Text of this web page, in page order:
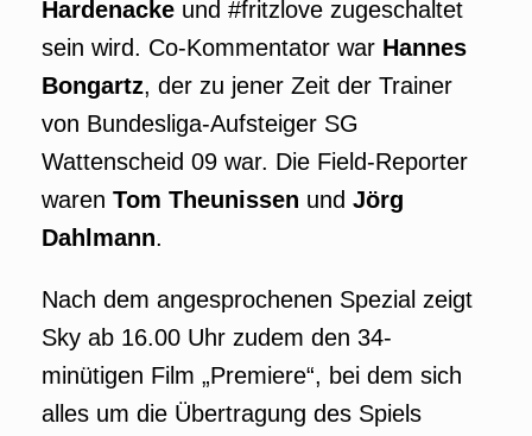
Hardenacke und #fritzlove zugeschaltet
sein wird. Co-Kommentator war Hannes
Bongartz, der zu jener Zeit der Trainer
von Bundesliga-Aufsteiger SG
Wattenscheid 09 war. Die Field-Reporter
waren Tom Theunissen und Jörg
Dahlmann.
Nach dem angesprochenen Spezial zeigt
Sky ab 16.00 Uhr zudem den 34-
minütigen Film „Premiere“, bei dem sich
alles um die Übertragung des Spiels